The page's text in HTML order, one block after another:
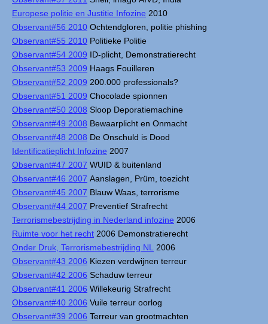
Europese politie en Justitie Infozine 2010
Observant#56 2010 Ochtendgloren, politie phishing
Observant#55 2010 Politieke Politie
Observant#54 2009 ID-plicht, Demonstratierecht
Observant#53 2009 Haags Fouilleren
Observant#52 2009 200.000 professionals?
Observant#51 2009 Chocolade spionnen
Observant#50 2008 Sloop Deporatiemachine
Observant#49 2008 Bewaarplicht en Onmacht
Observant#48 2008 De Onschuld is Dood
Identificatieplicht Infozine 2007
Observant#47 2007 WUID & buitenland
Observant#46 2007 Aanslagen, Prüm, toezicht
Observant#45 2007 Blauw Waas, terrorisme
Observant#44 2007 Preventief Strafrecht
Terrorismebestrijding in Nederland infozine 2006
Ruimte voor het recht 2006 Demonstratierecht
Onder Druk, Terrorismebestrijding NL
2006
Observant#43 2006 Kiezen verdwijnen terreur
Observant#42 2006 Schaduw terreur
Observant#41 2006 Willekeurig Strafrecht
Observant#40 2006 Vuile terreur oorlog
Observant#39 2006 Terreur van grootmachten